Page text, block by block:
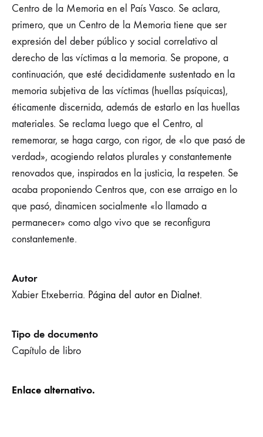
Centro de la Memoria en el País Vasco. Se aclara,
primero, que un Centro de la Memoria tiene que ser
expresión del deber público y social correlativo al
derecho de las víctimas a la memoria. Se propone, a
continuación, que esté decididamente sustentado en la
memoria subjetiva de las víctimas (huellas psíquicas),
éticamente discernida, además de estarlo en las huellas
materiales. Se reclama luego que el Centro, al
rememorar, se haga cargo, con rigor, de «lo que pasó de
verdad», acogiendo relatos plurales y constantemente
renovados que, inspirados en la justicia, la respeten. Se
acaba proponiendo Centros que, con ese arraigo en lo
que pasó, dinamicen socialmente «lo llamado a
permanecer» como algo vivo que se reconfigura
constantemente.
Autor
Xabier Etxeberria. Página del autor en Dialnet.
Tipo de documento
Capítulo de libro
Enlace alternativo.